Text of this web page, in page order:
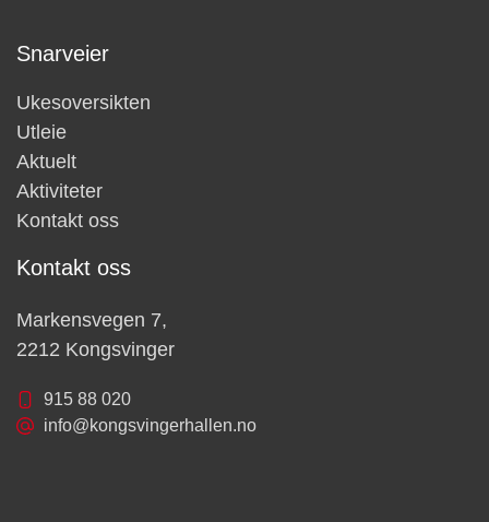
Snarveier
Ukesoversikten
Utleie
Aktuelt
Aktiviteter
Kontakt oss
Kontakt oss
Markensvegen 7,
2212 Kongsvinger
915 88 020
info@kongsvingerhallen.no